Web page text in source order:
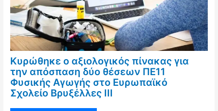
Κυρώθηκε ο αξιολογικός πίνακας για
την απόσπαση δύο θέσεων ΠΕ11
Φυσικής Αγωγής στο Ευρωπαϊκό
Σχολείο Βρυξέλλες ΙΙΙ